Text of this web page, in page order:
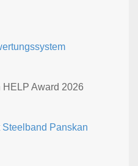
Award 2026
Steelband Panskan